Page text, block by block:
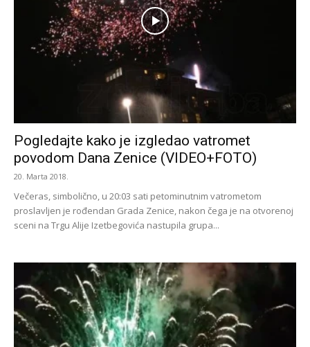
Pogledajte kako je izgledao vatromet
povodom Dana Zenice (VIDEO+FOTO)
20. Marta 2018.
Večeras, simbolično, u 20:03 sati petominutnim vatrometom
proslavljen je rođendan Grada Zenice, nakon čega je na otvorenoj
sceni na Trgu Alije Izetbegovića nastupila grupa...